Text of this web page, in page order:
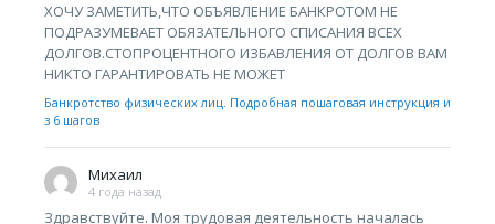
ХОЧУ ЗАМЕТИТЬ,ЧТО ОБЪЯВЛЕНИЕ БАНКРОТОМ НЕ
ПОДРАЗУМЕВАЕТ ОБЯЗАТЕЛЬНОГО СПИСАНИЯ ВСЕХ
ДОЛГОВ.СТОПРОЦЕНТНОГО ИЗБАВЛЕНИЯ ОТ ДОЛГОВ ВАМ
НИКТО ГАРАНТИРОВАТЬ НЕ МОЖЕТ
Банкротство физических лиц. Подробная пошаговая инструкция и
з 6 шагов
Михаил
4 года назад
Здравствуйте. Моя трудовая деятельность началась